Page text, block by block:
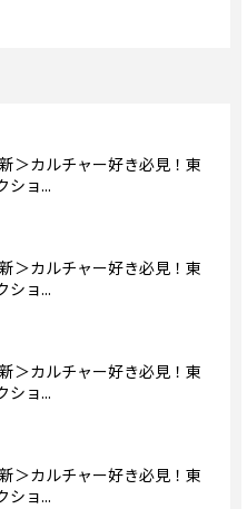
＞カルチャー好き必見！東
ショ...
＞カルチャー好き必見！東
ショ...
＞カルチャー好き必見！東
ショ...
＞カルチャー好き必見！東
ショ...